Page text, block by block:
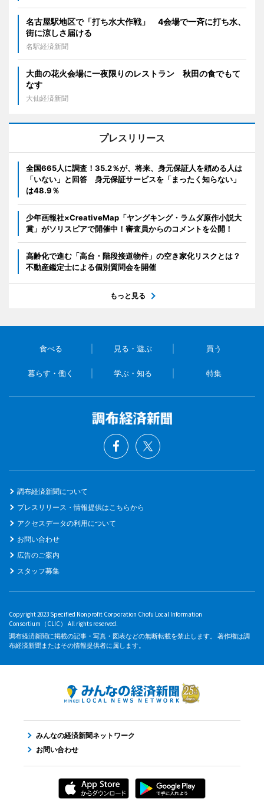
名古屋駅地区で「打ち水大作戦」 4会場で一斉に打ち水、
街に涼しさ届ける
名駅経済新聞
大曲の花火会場に一夜限りのレストラン 秋田の食でもて
なす
大仙経済新聞
プレスリリース
全国665人に調査！35.2％が、将来、身元保証人を頼める人は
「いない」と回答 身元保証サービスを「まったく知らない」
は48.9％
少年画報社×CreativeMap「ヤングキング・ラムダ原作小説大
賞」がソリスピアで開催中！審査員からのコメントを公開！
高齢化で進む「高台・階段接道物件」の空き家化リスクとは？
不動産鑑定士による個別質問会を開催
もっと見る
食べる 見る・遊ぶ 買う
暮らす・働く 学ぶ・知る 特集
調布経済新聞について
プレスリリース・情報提供はこちらから
アクセスデータの利用について
お問い合わせ
広告のご案内
スタッフ募集
Copyright 2023 Specified Nonprofit Corporation Chofu Local Information
Consortium（CLIC） All rights reserved.
調布経済新聞に掲載の記事・写真・図表などの無断転載を禁止します。 著作権は調
布経済新聞またはその情報提供者に属します。
みんなの経済新聞ネットワーク
お問い合わせ